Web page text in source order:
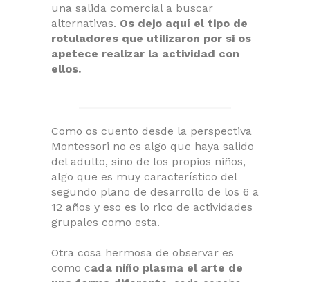
una salida comercial a buscar
alternativas. Os dejo aquí el tipo de
rotuladores que utilizaron por si os
apetece realizar la actividad con
ellos.
Como os cuento desde la perspectiva
Montessori no es algo que haya salido
del adulto, sino de los propios niños,
algo que es muy característico del
segundo plano de desarrollo de los 6 a
12 años y eso es lo rico de actividades
grupales como esta.
Otra cosa hermosa de observar es
como cada niño plasma el arte de